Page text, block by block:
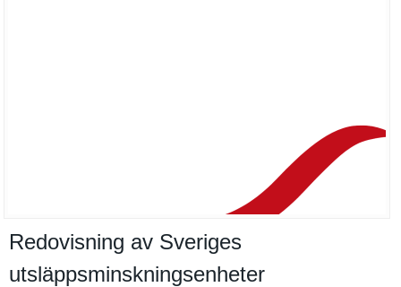
Redovisning av Sveriges
utsläppsminskningsenheter